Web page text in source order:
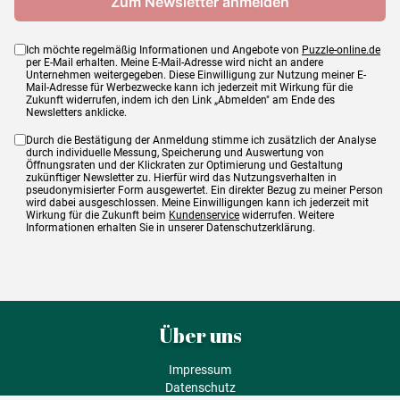
Ich möchte regelmäßig Informationen und Angebote von Puzzle-online.de
per E-Mail erhalten. Meine E-Mail-Adresse wird nicht an andere
Unternehmen weitergegeben. Diese Einwilligung zur Nutzung meiner E-
Mail-Adresse für Werbezwecke kann ich jederzeit mit Wirkung für die
Zukunft widerrufen, indem ich den Link „Abmelden" am Ende des
Newsletters anklicke.
Durch die Bestätigung der Anmeldung stimme ich zusätzlich der Analyse
durch individuelle Messung, Speicherung und Auswertung von
Öffnungsraten und der Klickraten zur Optimierung und Gestaltung
zukünftiger Newsletter zu. Hierfür wird das Nutzungsverhalten in
pseudonymisierter Form ausgewertet. Ein direkter Bezug zu meiner Person
wird dabei ausgeschlossen. Meine Einwilligungen kann ich jederzeit mit
Wirkung für die Zukunft beim Kundenservice widerrufen. Weitere
Informationen erhalten Sie in unserer Datenschutzerklärung.
Über uns
Impressum
Datenschutz